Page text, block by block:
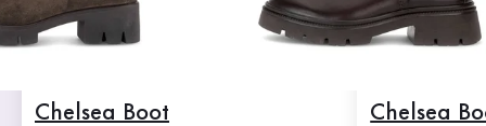
Chelsea Boot Chelsea